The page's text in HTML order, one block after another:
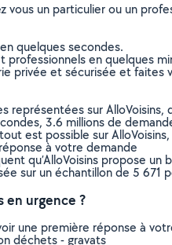
un particulier ou un
quelques secondes.
professionnels en quelques
privée et sécurisée et faites
sur
3.6 millions de
est possible sur
à votre demande
qu’AlloVoisins propose
sur un échantillon de 5
en urgence ?
une première réponse à
déchets - gravats